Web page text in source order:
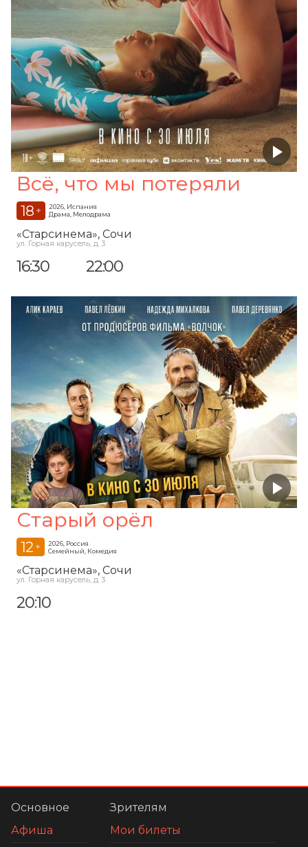
Всё, что мы потеряли
18 +
2026, Испания
Драма, Мелодрама
«Старсинема», Сочи
ул. Горная карусель, д. 3
16:30 22:00
Старый орёл
12 +
2026, Россия
Семейный, Комедия
«Старсинема», Сочи
ул. Горная карусель, д. 3
20:10
Основное
Афиша
Зрителям
Мои билеты